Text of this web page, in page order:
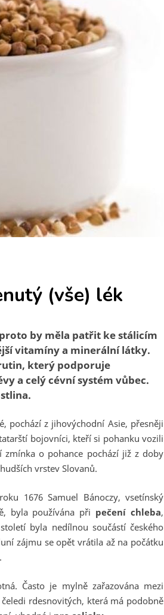
(vše) lék
by měla patřit ke stálicím
vitamíny a minerální látky.
který podporuje
a celý cévní systém vůbec.
pochází z jihovýchodní Asie, přesněji
bojovníci, kteří si pohanku vozili
zmínka o pohance pochází již z doby
vrstev Slovanů.
1676 Samuel Bánoczy, vsetínský
byla používána při pečení chleba,
byla nedílnou součástí českého
zájmu se opět vrátila až na počátku
Často je mylně zařazována mezi
rdesnovitých, která má podobně